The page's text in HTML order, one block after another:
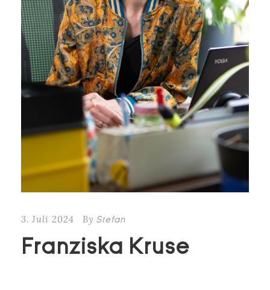
3. Juli 2024 By Stefan
Franziska Kruse